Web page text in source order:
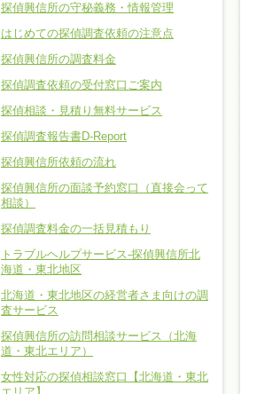
探偵興信所の守秘義務・情報管理
はじめての探偵調査依頼の注意点
探偵興信所の調査料金
探偵調査依頼の受付窓口ご案内
探偵相談・見積り無料サービス
探偵調査報告書D-Report
探偵興信所依頼の流れ
探偵興信所の面談予約窓口（直接会って
相談）
探偵調査料金の一括見積もり
トラブルヘルプサービス-探偵興信所北
海道・東北地区
北海道・東北地区の経営者さま向けの調
査サービス
探偵興信所の訪問相談サービス（北海
道・東北エリア）
女性対応の探偵相談窓口【北海道・東北